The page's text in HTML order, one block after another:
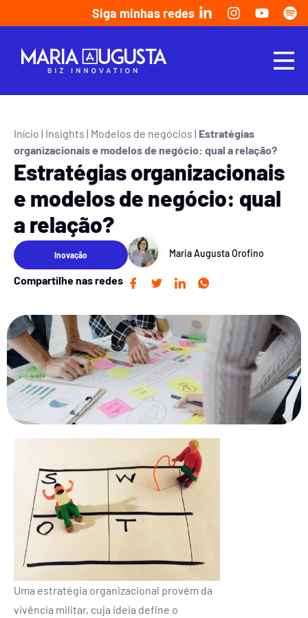
Siga minhas redes
Início | Insights | Modelos de negócios | Estratégias
organizacionais e modelos de negócio: qual a relação?
Estratégias organizacionais
e modelos de negócio: qual
a relação?
Inovação Maria Augusta Orofino
Compartilhe nas redes
Uma estratégia organizacional provém da
vivência militar, cuja ideia define o